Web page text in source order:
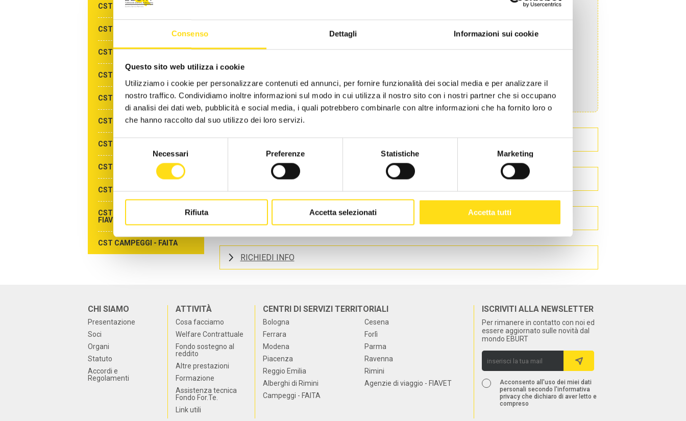
Consenso Dettagli Informazioni sui cookie
Questo sito web utilizza i cookie
Utilizziamo i cookie per personalizzare contenuti ed annunci, per fornire funzionalità dei social media e per analizzare il
nostro traffico. Condividiamo inoltre informazioni sul modo in cui utilizza il nostro sito con i nostri partner che si occupano
di analisi dei dati web, pubblicità e social media, i quali potrebbero combinarle con altre informazioni che ha fornito loro o
che hanno raccolto dal suo utilizzo dei loro servizi.
Necessari Preferenze Statistiche Marketing
Rifiuta Accetta selezionati Accetta tutti
CST Reggio Emilia
CST Rimini
CST Agenzie di viaggio - FIAVET
2016
CST FERRARA
CST FORLÌ
CST MODENA
CST PARMA
CST PIACENZA
CST RAVENNA
CST REGGIO EMILIA
CST RIMINI
CST ALBERGHI DI RIMINI
CST AGENZIE DI VIAGGIO -
FIAVET
CST CAMPEGGI - FAITA
Componenti del Comitato di Gestione:
Coordinatore: Mirela Koroveshi (FILCAMS CGIL CESENA)
Roberto Fantini (CONFCOMMERCIO IMPRESE PER L'ITALIA)
Bagnolini Gianluca (FISASCAT CISL ROMAGNA)
Maurizio Milandri (UILTUCS CESENA)
FORMAZIONE GRATUITA
SPORTELLI INFORMATIVI
ORGANISMO PARITETICO TERRITORIALE
RICHIEDI INFO
CHI SIAMO
Presentazione
Soci
Organi
Statuto
Accordi e
Regolamenti
ATTIVITÀ
Cosa facciamo
Welfare Contrattuale
Fondo sostegno al
reddito
Altre prestazioni
Formazione
Assistenza tecnica
Fondo For.Te.
Link utili
CENTRI DI SERVIZI TERRITORIALI
Bologna
Cesena
Ferrara
Forlì
Modena
Parma
Piacenza
Ravenna
Reggio Emilia
Rimini
Alberghi di Rimini
Agenzie di viaggio - FIAVET
Campeggi - FAITA
ISCRIVITI ALLA NEWSLETTER
Per rimanere in contatto con noi ed
essere aggiornato sulle novità dal
mondo EBURT
Acconsento all'uso dei miei dati
personali secondo l'informativa
privacy che dichiaro di aver letto e
compreso